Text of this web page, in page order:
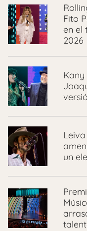
Fito
en el
2026
Kany
un